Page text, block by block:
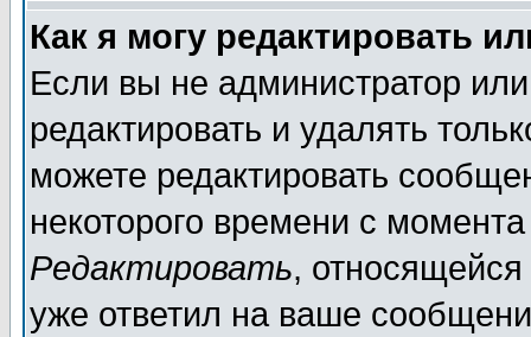
Как я могу редактировать
Если вы не администратор
редактировать и удалять
можете редактировать
некоторого времени с
Редактировать,
уже ответил на ваше